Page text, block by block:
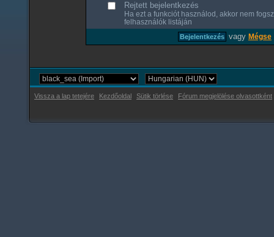
Rejtett bejelentkezés
Ha ezt a funkciót használod, akkor nem
felhasználók listáján
vagy Mégse
Vissza a lap tetejére Kezdőoldal Sütik törlése Fórum megjelölése olvasottként